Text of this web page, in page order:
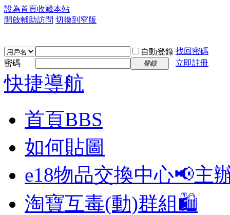
設為首頁收藏本站
開啟輔助訪問 切換到窄版
自動登錄 找回密碼
密碼
登錄 立即註冊
快捷導航
首頁BBS
如何貼圖
e18物品交換中心📢主
淘寶互毒(動)群組🛍️